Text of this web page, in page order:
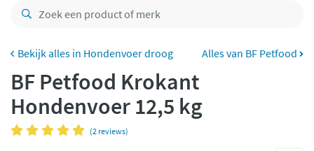
CO2 neutraal bezorgd
Betaal met Klarna
Hondenvoer droog Alles van BF Petfood
BF Petfood Krokant
Hondenvoer 12,5 kg
(2 reviews)